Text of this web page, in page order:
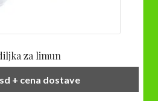
za limun
+ cena dostave